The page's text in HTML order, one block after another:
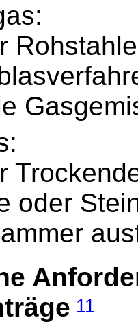
oder
11